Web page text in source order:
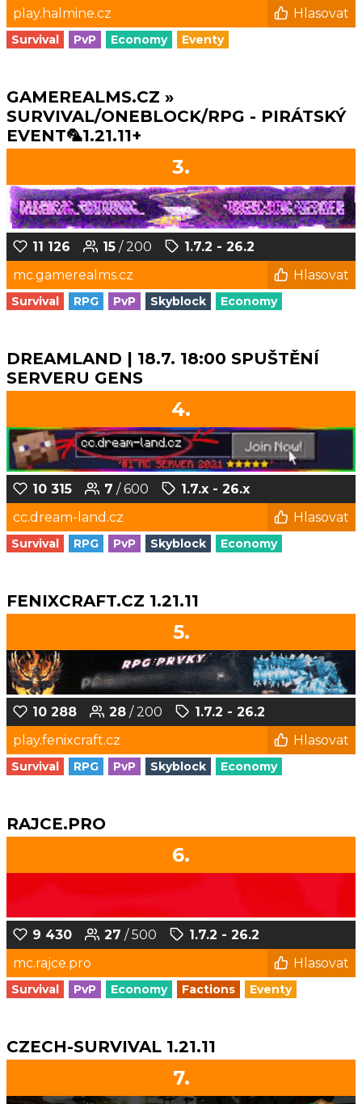
play.halmine.cz
Hlasovat
Survival PvP Economy Eventy
GAMEREALMS.CZ »
SURVIVAL/ONEBLOCK/RPG - PIRÁTSKÝ
EVENT🦜1.21.11+
3.
11 126 15 / 200
1.7.2 - 26.2
mc.gamerealms.cz
Hlasovat
Survival RPG PvP Skyblock Economy
DREAMLAND | 18.7. 18:00 SPUŠTĚNÍ
SERVERU GENS
4.
10 315 7 / 600
1.7.x - 26.x
cc.dream-land.cz
Hlasovat
Survival RPG PvP Skyblock Economy
FENIXCRAFT.CZ 1.21.11
5.
10 288 28 / 200
1.7.2 - 26.2
play.fenixcraft.cz
Hlasovat
Survival RPG PvP Skyblock Economy
RAJCE.PRO
6.
9 430 27 / 500
1.7.2 - 26.2
mc.rajce.pro
Hlasovat
Survival PvP Economy Factions Eventy
CZECH-SURVIVAL 1.21.11
7.